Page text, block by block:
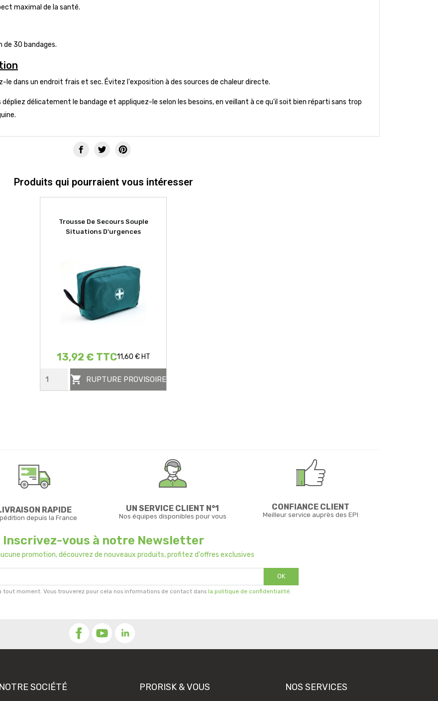
maximal de la santé.
30 bandages.
le dans un endroit frais et sec. Évitez l'exposition à des sources de chaleur directe.
délicatement le bandage et appliquez-le selon les besoins, en veillant à ce qu'il soit bien réparti sans trop
Produits qui pourraient vous intéresser
Trousse De Secours Souple
Situations D'urgences
13,92 € TTC11,60 € HT
 RUPTURE PROVISOIRE
RAPIDE
depuis la France
UN SERVICE CLIENT N°1
Nos équipes disponibles pour vous
CONFIANCE CLIENT
Meilleur service auprès des EPI
Inscrivez-vous à notre Newsletter
promotion, découvrez de nouveaux produits, profitez d'offres exclusives
OK
tout moment. Vous trouverez pour cela nos informations de contact dans la politique de confidentialité.
NOTRE SOCIÉTÉ PRORISK & VOUS NOS SERVICES